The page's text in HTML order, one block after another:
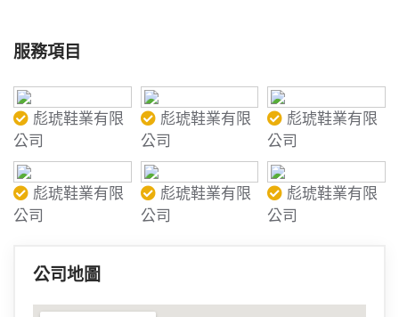
服務項目
彪琥鞋業有限
公司
彪琥鞋業有限
公司
彪琥鞋業有限
公司
彪琥鞋業有限
公司
彪琥鞋業有限
公司
彪琥鞋業有限
公司
公司地圖